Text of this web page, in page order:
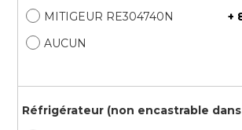
MITIGEUR RE304740N +
AUCUN
Réfrigérateur (non encastrable